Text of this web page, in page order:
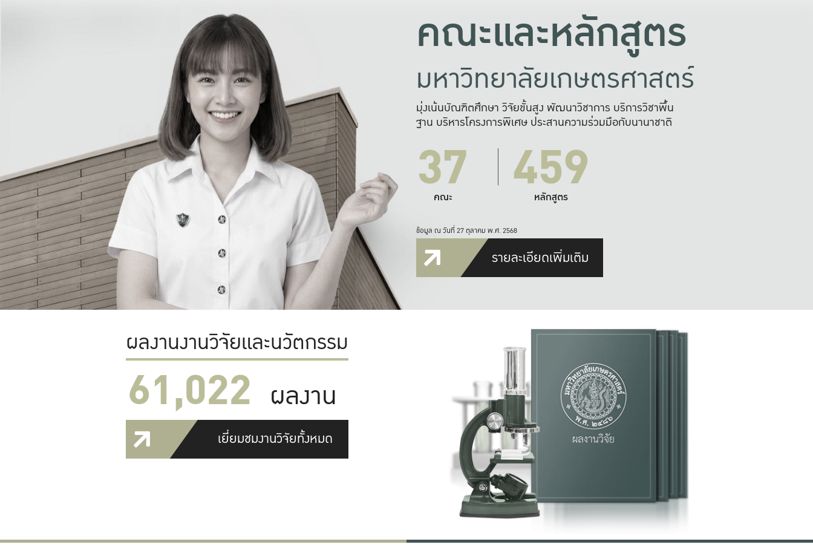
คณะและหลักสูตร
มหาวิทยาลัยเกษตรศาสตร์
มุ่งเน้นบัณฑิตศึกษา วิจัยขั้นสูง พัฒนาวิชาการ บริการวิชาพื้น
ฐาน บริหารโครงการพิเศษ ประสานความร่วมมือกับนานาชาติ
37
คณะ 459
หลักสูตร
ข้อมูล ณ วันที่ 27 ตุลาคม พ.ศ. 2568
รายละเอียดเพิ่มเติม
ผลงานงานวิจัยและนวัตกรรม
61,022 ผลงาน
เยี่ยมชมงานวิจัยทั้งหมด